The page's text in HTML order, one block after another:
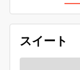
スイート